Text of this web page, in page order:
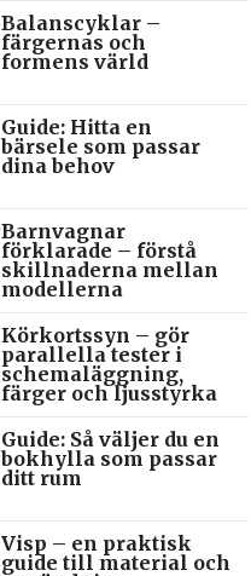
Balanscyklar –
färgernas och
formens värld
Guide: Hitta en
bärsele som passar
dina behov
Barnvagnar
förklarade – förstå
skillnaderna mellan
modellerna
Körkortssyn – gör
parallella tester i
schemaläggning,
färger och ljusstyrka
Guide: Så väljer du en
bokhylla som passar
ditt rum
Visp – en praktisk
guide till material och